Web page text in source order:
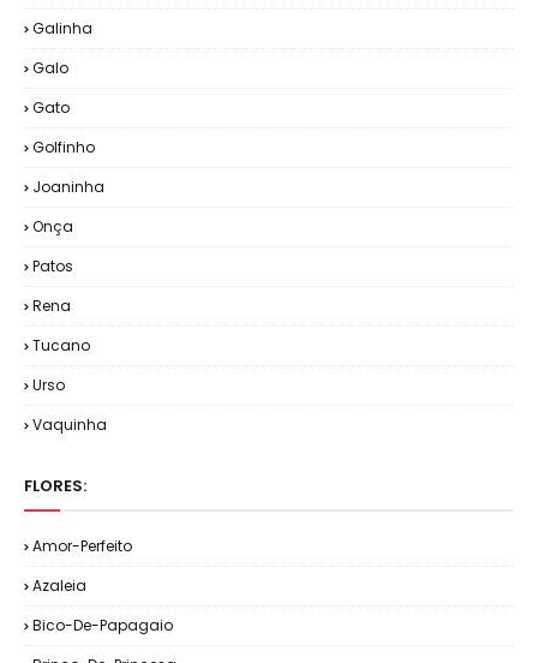
Galinha
Galo
Gato
Golfinho
Joaninha
Onça
Patos
Rena
Tucano
Urso
Vaquinha
FLORES:
Amor-Perfeito
Azaleia
Bico-De-Papagaio